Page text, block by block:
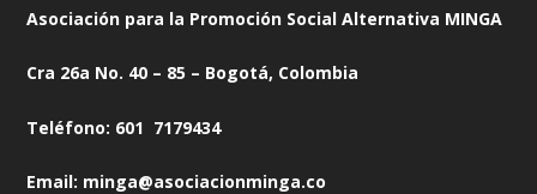
Asociación para la Promoción Social Alternativa MINGA
Cra 26a No. 40 – 85 – Bogotá, Colombia
Teléfono: 601 7179434
Email: minga@asociacionminga.co